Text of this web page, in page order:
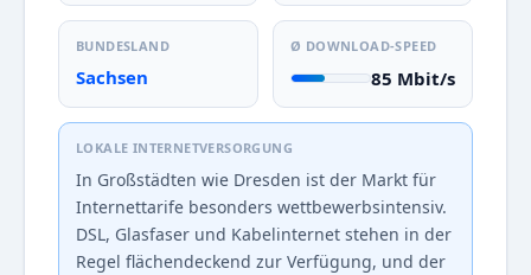
BUNDESLAND
Sachsen
Ø DOWNLOAD-SPEED
85 Mbit/s
LOKALE INTERNETVERSORGUNG
In Großstädten wie Dresden ist der Markt für
Internettarife besonders wettbewerbsintensiv.
DSL, Glasfaser und Kabelinternet stehen in der
Regel flächendeckend zur Verfügung, und der